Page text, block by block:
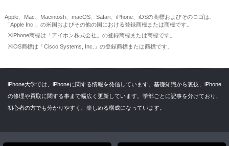
Apple、Mac、Macintosh、macOS、Safari、iPhone、iOSの商標およびそのロゴは、
「Apple Inc.」の米国およびその他の国における登録商標または商標です。
※iPhone商標は「アイホン株式会社」の登録商標または商標です。
※iOS商標は「Cisco Systems, Inc.」の登録商標または商標です。
iPhone大学では、iPhoneに関する情報を発信しています。基礎知識から裏技、iPhone
の修理や買取に関する事まで幅広く更新しています。学部ごとに記事を分けており、
初心者の方でも分かりやすく、楽しめる構成になっています。